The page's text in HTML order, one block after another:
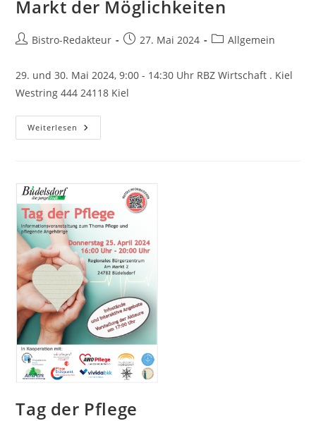
Markt der Möglichkeiten
Beitrags-
Bistro-Redakteur
Beitrag27. Mai 2024
Beitrags-
Allgemein
29. und 30. Mai 2024, 9:00 - 14:30 Uhr RBZ Wirtschaft . Kiel
Westring 444 24118 Kiel
Weiterlesen Markt
Der
Tag der Pflege